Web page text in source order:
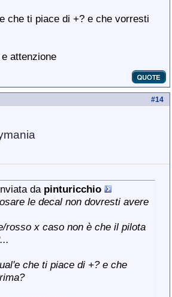
che ti piace di +? e che vorresti
attenzione
#14
da pinturicchio
le decal non dovresti avere
rosso x caso non è che il pilota
che ti piace di +? e che